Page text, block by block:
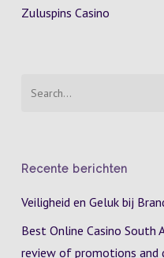
Zuluspins Casino
Recente berichten
Veiligheid en Geluk bij
Best Online Casino South
review of promotions and